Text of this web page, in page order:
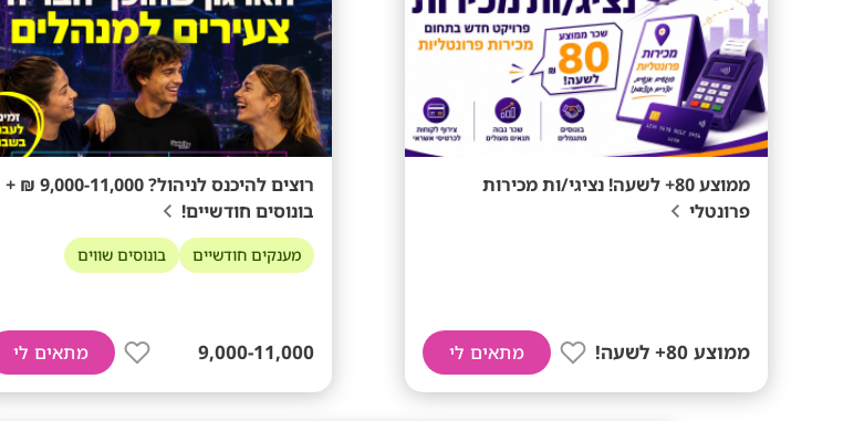
ממוצע 80+ לשעה! נציגי/ות מכירות
פרונטלי
ממוצע 80+ לשעה! מתאים לי
רוצים להיכנס לניהול? 9,000-11,000 ₪ +
בונוסים חודשיים!
מענקים חודשיים בונוסים שווים
9,000-11,000 מתאים לי